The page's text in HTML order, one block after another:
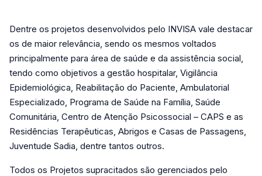
Dentre os projetos desenvolvidos pelo INVISA vale destacar
os de maior relevância, sendo os mesmos voltados
principalmente para área de saúde e da assistência social,
tendo como objetivos a gestão hospitalar, Vigilância
Epidemiológica, Reabilitação do Paciente, Ambulatorial
Especializado, Programa de Saúde na Família, Saúde
Comunitária, Centro de Atenção Psicossocial – CAPS e as
Residências Terapêuticas, Abrigos e Casas de Passagens,
Juventude Sadia, dentre tantos outros.
Todos os Projetos supracitados são gerenciados pelo